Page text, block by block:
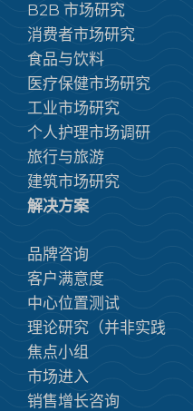
B2B 市场研究
消费者市场研究
食品与饮料
医疗保健市场研究
工业市场研究
个人护理市场调研
旅行与旅游
建筑市场研究
解决方案
品牌咨询
客户满意度
中心位置测试
理论研究（并非实践
焦点小组
市场进入
销售增长咨询